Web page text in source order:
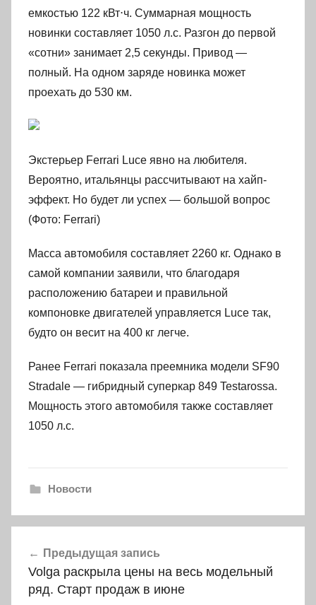
емкостью 122 кВт⋅ч. Суммарная мощность
новинки составляет 1050 л.с. Разгон до первой
«сотни» занимает 2,5 секунды. Привод —
полный. На одном заряде новинка может
проехать до 530 км.
Экстерьер Ferrari Luce явно на любителя.
Вероятно, итальянцы рассчитывают на хайп-
эффект. Но будет ли успех — большой вопрос
(Фото: Ferrari)
Масса автомобиля составляет 2260 кг. Однако в
самой компании заявили, что благодаря
расположению батареи и правильной
компоновке двигателей управляется Luce так,
будто он весит на 400 кг легче.
Ранее Ferrari показала преемника модели SF90
Stradale — гибридный суперкар 849 Testarossa.
Мощность этого автомобиля также составляет
1050 л.с.
Новости
по
записям
Предыдущая запись
Volga раскрыла цены на весь модельный
ряд. Старт продаж в июне